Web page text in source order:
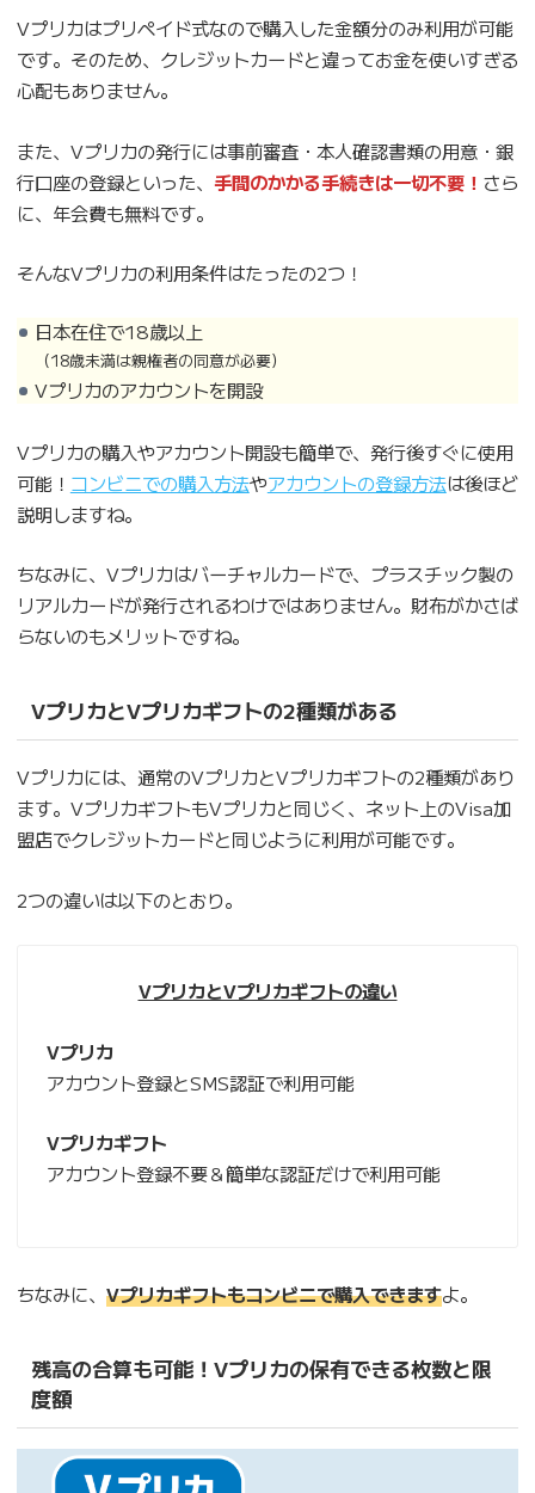
Vプリカはプリペイド式なので購入した金額分のみ利用が可能
です。そのため、クレジットカードと違ってお金を使いすぎる
心配もありません。
また、Vプリカの発行には事前審査・本人確認書類の用意・銀
行口座の登録といった、 手間のかかる手続きは一切不要！ さら
に、年会費も無料です。
そんなVプリカの利用条件はたったの2つ！
日本在住で18歳以上
（18歳未満は親権者の同意が必要）
Vプリカのアカウントを開設
Vプリカの購入やアカウント開設も簡単で、発行後すぐに使用
可能！ コンビニでの購入方法やアカウントの登録方法は後ほど
説明しますね。
ちなみに、Vプリカはバーチャルカードで、プラスチック製の
リアルカードが発行されるわけではありません。財布がかさば
らないのもメリットですね。
VプリカとVプリカギフトの2種類がある
Vプリカには、通常のVプリカとVプリカギフトの2種類があり
ます。VプリカギフトもVプリカと同じく、ネット上のVisa加
盟店でクレジットカードと同じように利用が可能です。
2つの違いは以下のとおり。
VプリカとVプリカギフトの違い
Vプリカ
アカウント登録とSMS認証で利用可能
Vプリカギフト
アカウント登録不要＆簡単な認証だけで利用可能
ちなみに、 Vプリカギフトもコンビニで購入できますよ。
残高の合算も可能！Vプリカの保有できる枚数と限
度額